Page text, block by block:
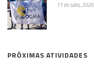
11 de Julho, 2026
PRÓXIMAS ATIVIDADES